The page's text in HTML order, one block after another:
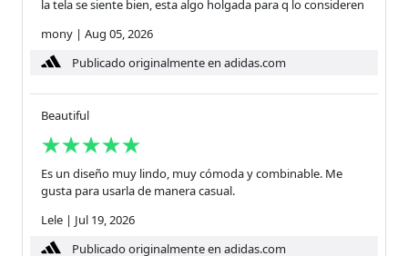
la tela se siente bien, esta algo holgada para q lo consideren
mony | Aug 05, 2026
Publicado originalmente en adidas.com
Beautiful
Es un diseño muy lindo, muy cómoda y combinable. Me
gusta para usarla de manera casual.
Lele | Jul 19, 2026
Publicado originalmente en adidas.com